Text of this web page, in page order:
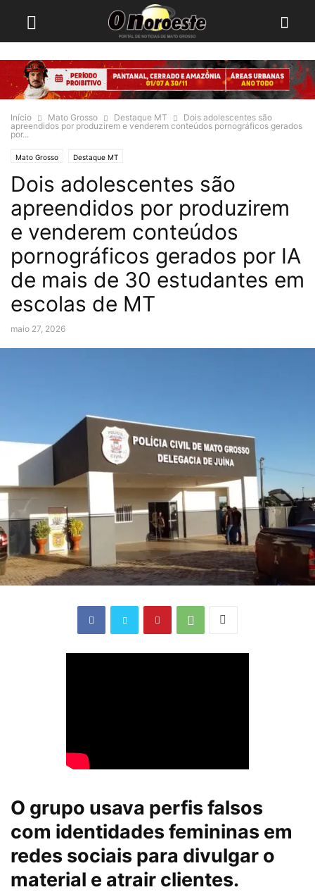
Início Mato Grosso Destaque MT
Dois adolescentes são
apreendidos por produzirem e venderem conteúdos pornográficos gerados
por...
Mato Grosso Destaque MT
Dois adolescentes são
apreendidos por produzirem
e venderem conteúdos
pornográficos gerados por IA
de mais de 30 estudantes em
escolas de MT
maio 27, 2026
O grupo usava perfis falsos
com identidades femininas em
redes sociais para divulgar o
material e atrair clientes.